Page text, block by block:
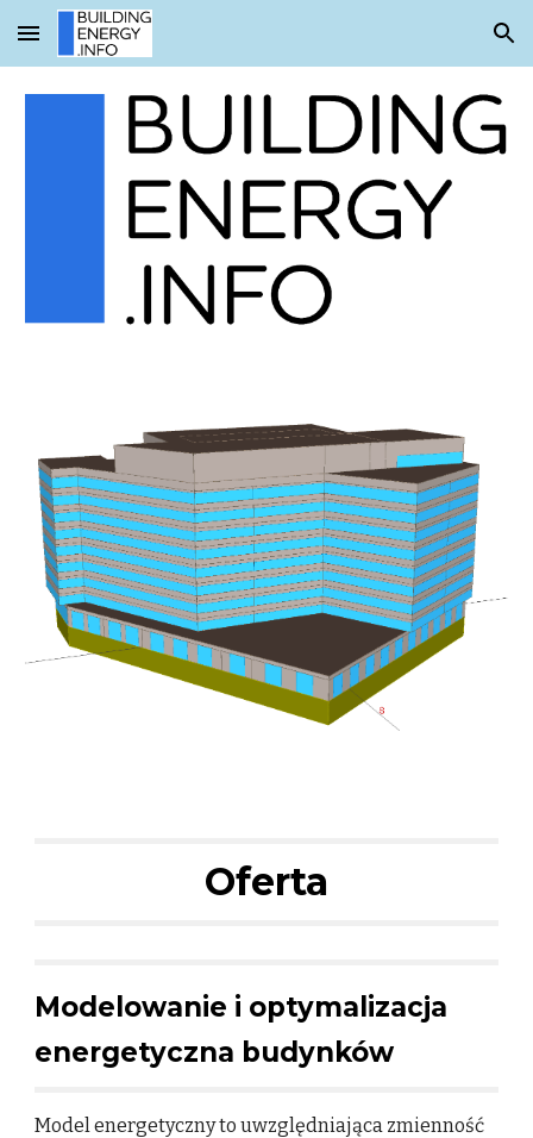
Skip to main content Skip to navigation
Oferta
Modelowanie i optymalizacja
energetyczna budynków
Model energetyczny to uwzględniająca zmienność